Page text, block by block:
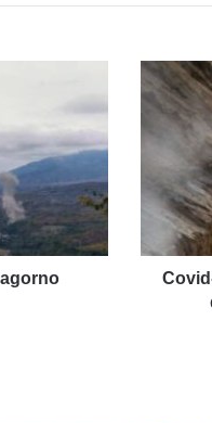
Covid-
19:
Danimarka
zhgropos
nuselala,
digjen